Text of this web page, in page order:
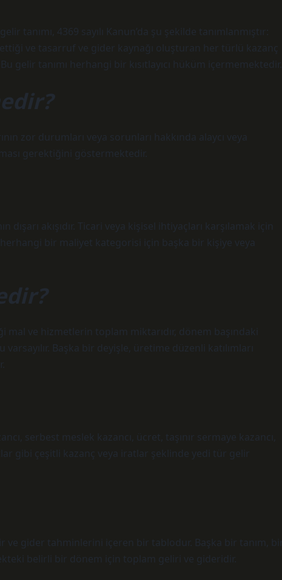
tanımı, 4369 sayılı Kanun’da şu şekilde tanımlanmıştır:
ve tasarruf ve gider kaynağı oluşturan her türlü kazanç
gelir tanımı herhangi bir kısıtlayıcı hüküm içermemektedir.
zor durumları veya sorunları hakkında alaycı veya
gerektiğini göstermektedir.
akışıdır. Ticari veya kişisel ihtiyaçları karşılamak için
bir maliyet kategorisi için başka bir kişiye veya
ve hizmetlerin toplam miktarıdır, dönem başındaki
Başka bir deyişle, üretime düzenli katılımları
serbest meslek kazancı, ücret, taşınır sermaye kazancı,
gibi çeşitli kazanç veya iratlar şeklinde yedi tür gelir
gider tahminlerini içeren bir tablodur. Başka bir tanım, bir
belirli bir dönem için toplam geliri ve gideridir.